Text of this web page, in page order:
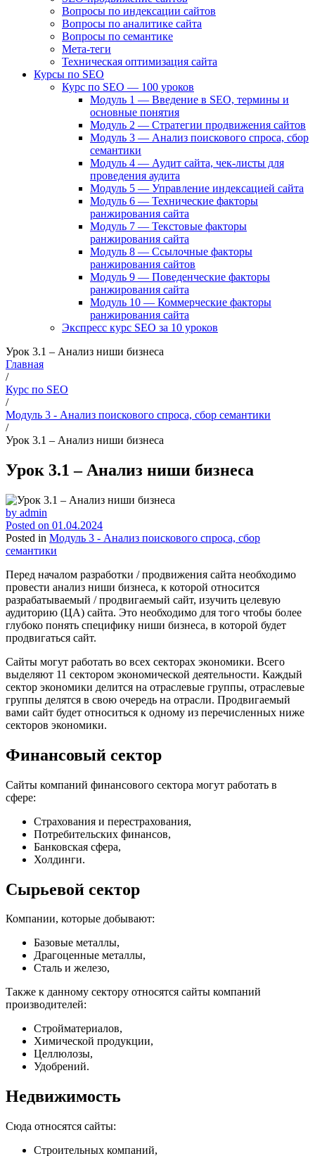
Вопросы по индексации сайтов
Вопросы по аналитике сайта
Вопросы по семантике
Мета-теги
Техническая оптимизация сайта
Курсы по SEO
Курс по SEO — 100 уроков
Модуль 1 — Введение в SEO, термины и
основные понятия
Модуль 2 — Стратегии продвижения сайтов
Модуль 3 — Анализ поискового спроса, сбор
семантики
Модуль 4 — Аудит сайта, чек-листы для
проведения аудита
Модуль 5 — Управление индексацией сайта
Модуль 6 — Технические факторы
ранжирования сайта
Модуль 7 — Текстовые факторы
ранжирования сайта
Модуль 8 — Ссылочные факторы
ранжирования сайтов
Модуль 9 — Поведенческие факторы
ранжирования сайта
Модуль 10 — Коммерческие факторы
ранжирования сайта
Экспресс курс SEO за 10 уроков
Урок 3.1 – Анализ ниши бизнеса
Главная
/
Курс по SEO
/
Модуль 3 - Анализ поискового спроса, сбор семантики
/
Урок 3.1 – Анализ ниши бизнеса
Урок 3.1 – Анализ ниши бизнеса
by admin
Posted on 01.04.2024
Posted in Модуль 3 - Анализ поискового спроса, сбор
семантики
Перед началом разработки / продвижения сайта необходимо
провести анализ ниши бизнеса, к которой относится
разрабатываемый / продвигаемый сайт, изучить целевую
аудиторию (ЦА) сайта. Это необходимо для того чтобы более
глубоко понять специфику ниши бизнеса, в которой будет
продвигаться сайт.
Сайты могут работать во всех секторах экономики. Всего
выделяют 11 сектором экономической деятельности. Каждый
сектор экономики делится на отраслевые группы, отраслевые
группы делятся в свою очередь на отрасли. Продвигаемый
вами сайт будет относиться к одному из перечисленных ниже
секторов экономики.
Финансовый сектор
Сайты компаний финансового сектора могут работать в
сфере:
Страхования и перестрахования,
Потребительских финансов,
Банковская сфера,
Холдинги.
Сырьевой сектор
Компании, которые добывают:
Базовые металлы,
Драгоценные металлы,
Сталь и железо,
Также к данному сектору относятся сайты компаний
производителей:
Стройматериалов,
Химической продукции,
Целлюлозы,
Удобрений.
Недвижимость
Сюда относятся сайты:
Строительных компаний,